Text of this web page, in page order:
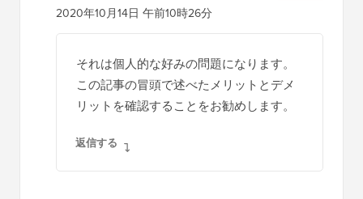
2020年10月14日 午前10時26分
それは個人的な好みの問題になります。
この記事の冒頭で述べたメリットとデメ
リットを確認することをお勧めします。
返信する